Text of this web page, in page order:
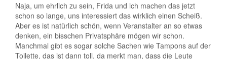
Naja, um ehrlich zu sein, Frida und ich machen das jetzt
schon so lange, uns interessiert das wirklich einen Scheiß.
Aber es ist natürlich schön, wenn Veranstalter an so etwas
denken, ein bisschen Privatsphäre mögen wir schon.
Manchmal gibt es sogar solche Sachen wie Tampons auf der
Toilette, das ist dann toll, da merkt man, dass die Leute